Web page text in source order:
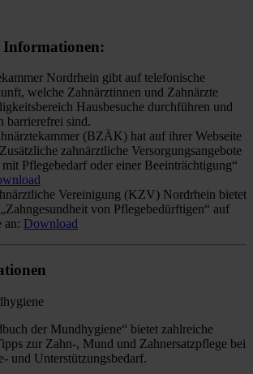
Informationen:
Nordrhein gibt auf telefonische
welche Zahnärztinnen und Zahnärzte
Hausbesuche durchführen und
barrierefrei sind.
(BZÄK) hat auf ihrer Webseite
zahnärztliche Versorgungsangebote
Pflegebedarf oder einer Beeinträchtigung“
Vereinigung (KZV) Nordrhein bietet
von Pflegebedürftigen“ auf
an: Download
der Mundhygiene“ bietet zahlreiche
zur Zahn-, Mund und Zahnersatzpflege bei
und Unterstützungsbedarf.